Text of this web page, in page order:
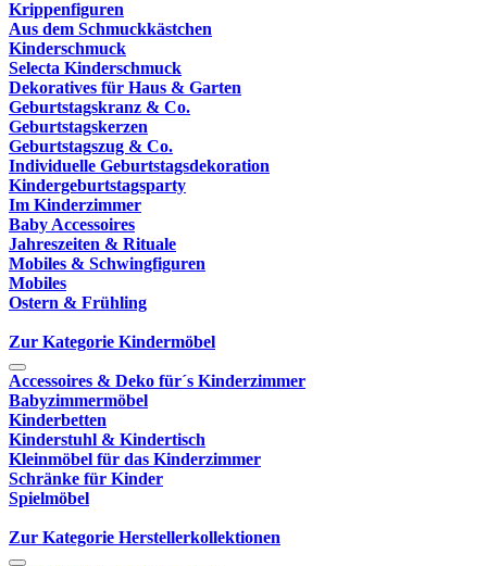
Krippenfiguren
Aus dem Schmuckkästchen
Kinderschmuck
Selecta Kinderschmuck
Dekoratives für Haus & Garten
Geburtstagskranz & Co.
Geburtstagskerzen
Geburtstagszug & Co.
Individuelle Geburtstagsdekoration
Kindergeburtstagsparty
Im Kinderzimmer
Baby Accessoires
Jahreszeiten & Rituale
Mobiles & Schwingfiguren
Mobiles
Ostern & Frühling
Zur Kategorie Kindermöbel
Accessoires & Deko für´s Kinderzimmer
Babyzimmermöbel
Kinderbetten
Kinderstuhl & Kindertisch
Kleinmöbel für das Kinderzimmer
Schränke für Kinder
Spielmöbel
Zur Kategorie Herstellerkollektionen